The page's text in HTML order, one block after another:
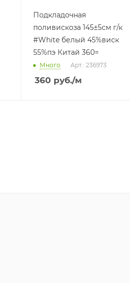
Подкладочная
поливискоза 145±5см г/к
#White белый 45%виск
55%пэ Китай 360=
Много Арт.: 236973
360 руб./м